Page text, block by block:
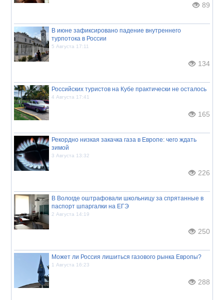
89
В июне зафиксировано падение внутреннего
турпотока в России
5 Августа 17:11
134
Российских туристов на Кубе практически не осталось
4 Августа 17:41
165
Рекордно низкая закачка газа в Европе: чего ждать
зимой
3 Августа 13:32
226
В Вологде оштрафовали школьницу за спрятанные в
паспорт шпаргалки на ЕГЭ
2 Августа 14:19
250
Может ли Россия лишиться газового рынка Европы?
1 Августа 16:23
288